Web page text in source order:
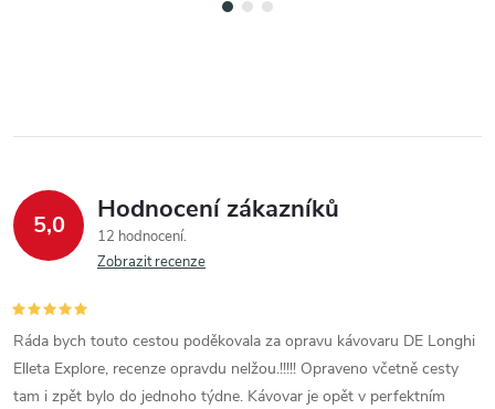
5,0 Hodnocení zákazníků
12 hodnocení
Zobrazit recenze
Ráda bych touto cestou poděkovala za opravu kávovaru DE Longhi
Elleta Explore, recenze opravdu nelžou.!!!!! Opraveno včetně cesty
tam i zpět bylo do jednoho týdne. Kávovar je opět v perfektním